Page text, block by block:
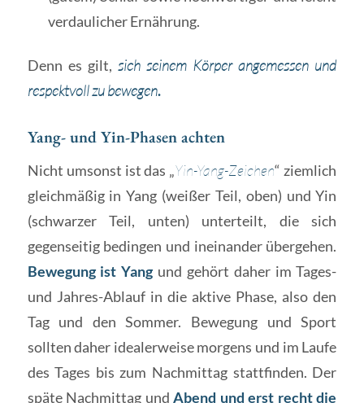
verdaulicher Ernährung.
Denn es gilt, sich seinem Körper angemessen und
respektvoll zu bewegen.
Yang- und Yin-Phasen achten
Nicht umsonst ist das „Yin-Yang-Zeichen“ ziemlich
gleichmäßig in Yang (weißer Teil, oben) und Yin
(schwarzer Teil, unten) unterteilt, die sich
gegenseitig bedingen und ineinander übergehen.
Bewegung ist Yangund gehört daher im Tages-
und Jahres-Ablauf in die aktive Phase, also den
Tag und den Sommer. Bewegung und Sport
sollten daher idealerweise morgens und im Laufe
des Tages bis zum Nachmittag stattfinden. Der
späte Nachmittag undAbend und erst recht die